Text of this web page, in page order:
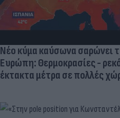
Νέο κύμα καύσωνα σαρώνει
Ευρώπη: Θερμοκρασίες -
έκτακτα μέτρα σε πολλές